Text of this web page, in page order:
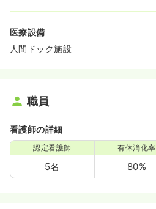
医療設備
人間ドック施設
職員
看護師の詳細
認定看護師
5名
有休消化率
80%